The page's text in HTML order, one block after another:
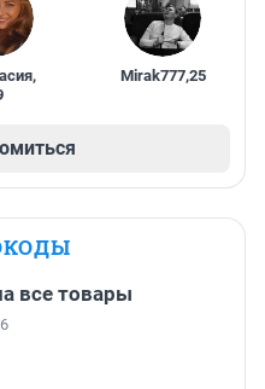
,
Mirak777,25
все товары